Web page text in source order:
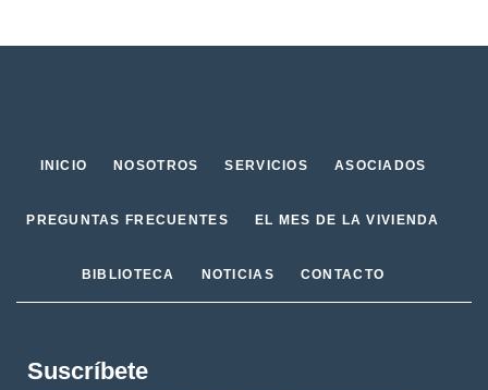
INICIO NOSOTROS SERVICIOS ASOCIADOS
PREGUNTAS FRECUENTES EL MES DE LA VIVIENDA
BIBLIOTECA NOTICIAS CONTACTO
Suscríbete